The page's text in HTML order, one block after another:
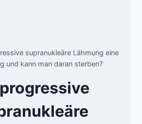
supranukleäre Lähmung eine
und kann man daran sterben?